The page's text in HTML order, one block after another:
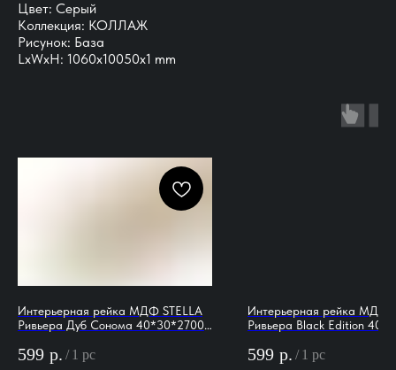
Цвет: Серый
Коллекция: КОЛЛАЖ
Рисунок: База
LxWxH: 1060x10050x1 mm
Интерьерная рейка МДФ STELLA
Ривьера Дуб Сонома 40*30*2700
599 р. / 1 pc
Интерьерная рейка МДФ
Ривьера Black Edition
599 р. / 1 pc